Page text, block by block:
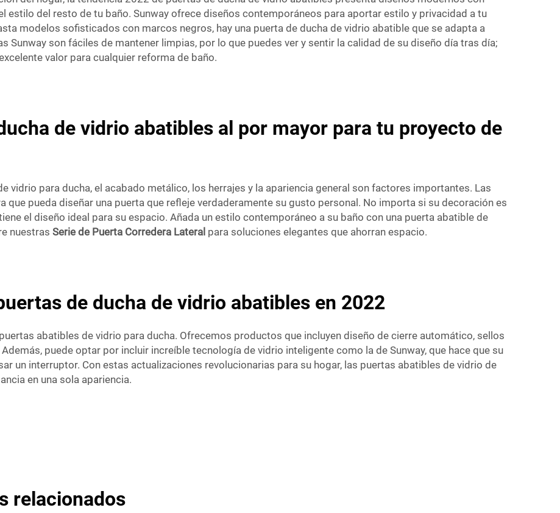
estilo del resto de tu baño. Sunway ofrece diseños contemporáneos para aportar estilo y privacidad a tu
modelos sofisticados con marcos negros, hay una puerta de ducha de vidrio abatible que se adapta a
Sunway son fáciles de mantener limpias, por lo que puedes ver y sentir la calidad de su diseño día tras día;
valor para cualquier reforma de baño.
de vidrio abatibles al por mayor para tu proyecto de
vidrio para ducha, el acabado metálico, los herrajes y la apariencia general son factores importantes. Las
que pueda diseñar una puerta que refleje verdaderamente su gusto personal. No importa si su decoración es
el diseño ideal para su espacio. Añada un estilo contemporáneo a su baño con una puerta abatible de
nuestras Serie de Puerta Corredera Lateral para soluciones elegantes que ahorran espacio.
de ducha de vidrio abatibles en 2022
abatibles de vidrio para ducha. Ofrecemos productos que incluyen diseño de cierre automático, sellos
puede optar por incluir increíble tecnología de vidrio inteligente como la de Sunway, que hace que su
un interruptor. Con estas actualizaciones revolucionarias para su hogar, las puertas abatibles de vidrio de
en una sola apariencia.
relacionados